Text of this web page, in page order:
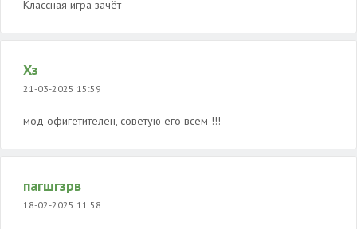
Классная игра зачёт
Хз
21-03-2025 15:59
мод офигетителен, советую его всем !!!
пагшгзрв
18-02-2025 11:58